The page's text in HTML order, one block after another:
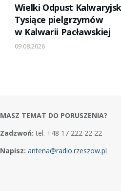
Wielki Odpust
Tysiące pielgrzymów
w Kalwarii Pacławskiej
09.08.2026
MASZ TEMAT DO PORUSZENIA?
Zadzwoń: tel. +48 17 222 22 22
Napisz: antena@radio.rzeszow.pl